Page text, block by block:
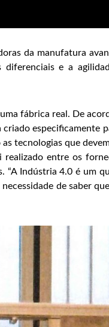
da manufatura
e a
fábrica real. De
especificamente
tecnologias que
entre os
Indústria 4.0 é um
de saber